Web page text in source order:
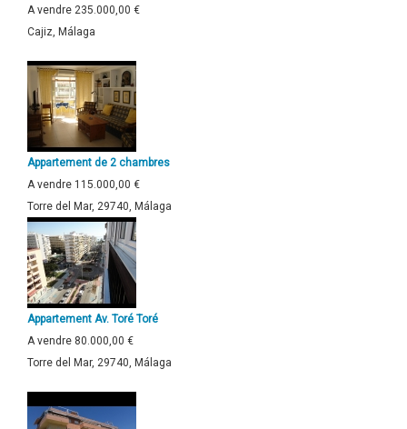
A vendre 235.000,00 €
Cajiz, Málaga
Appartement de 2 chambres
A vendre 115.000,00 €
Torre del Mar, 29740, Málaga
Appartement Av. Toré Toré
A vendre 80.000,00 €
Torre del Mar, 29740, Málaga